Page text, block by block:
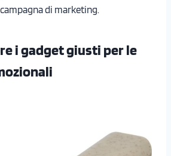
di marketing.
i gadget giusti per le